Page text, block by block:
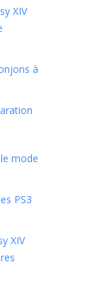
XIV
à
mode
PS3
XIV